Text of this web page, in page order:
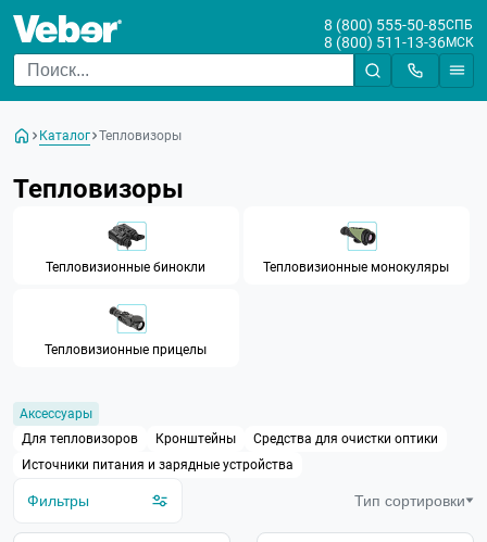
8 (800) 555-50-85СПБ
8 (800) 511-13-36МСК
Каталог Тепловизоры
Тепловизоры
Тепловизионные бинокли Тепловизионные монокуляры
Тепловизионные прицелы
Аксессуары
Для тепловизоров
Кронштейны
Средства для очистки оптики
Источники питания и зарядные устройства
Цена
От
До
Максимальная частота
смены кадров
Размер сенсора, пикс
Плотность сенсора, μm
Диаметр объектива, мм
Дистанция обнаружения
Крепление в комплекте
Фильтры Тип сортировки